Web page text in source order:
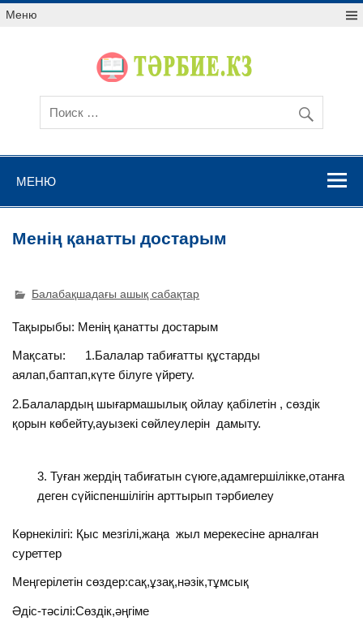
Меню
МЕНЮ
Менің қанатты достарым
Балабақшадағы ашық сабақтар
Тақырыбы: Менің қанатты достарым
Мақсаты: 1.Балалар табиғатты құстарды
аялап,баптап,күте білуге үйрету.
2.Балалардың шығармашылық ойлау қабілетін , сөздік
қорын көбейту,ауызекі сөйлеулерін дамыту.
Туған жердің табиғатын сүюге,адамгершілікке,отанға
деген сүйіспеншілігін арттырып тәрбиелеу
Көрнекілігі: Қыс мезгілі,жаңа жыл мерекесіне арналған
суреттер
Меңгерілетін сөздер:сақ,ұзақ,нәзік,тұмсық
Әдіс-тәсілі:Сөздік,әңгіме